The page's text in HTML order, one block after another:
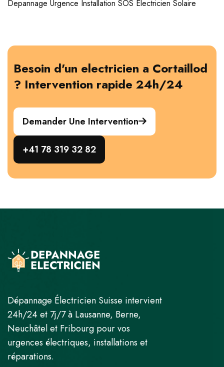
Depannage Urgence Installation SOS Electricien Solaire
Besoin d'un electricien a Cortaillod
? Intervention rapide 24h/24
Demander Une Intervention
+41 78 319 32 82
Dépannage Électricien Suisse intervient
24h/24 et 7j/7 à Lausanne, Berne,
Neuchâtel et Fribourg pour vos
urgences électriques, installations et
réparations.